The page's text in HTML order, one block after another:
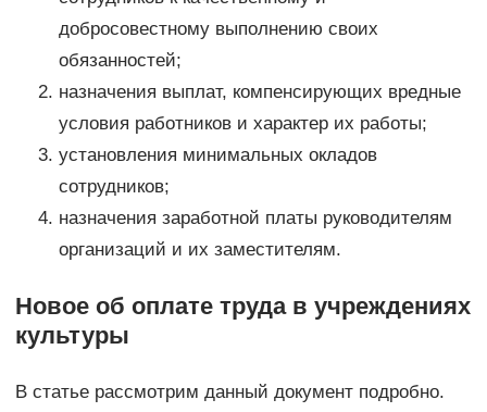
добросовестному выполнению своих
обязанностей;
назначения выплат, компенсирующих вредные
условия работников и характер их работы;
установления минимальных окладов
сотрудников;
назначения заработной платы руководителям
организаций и их заместителям.
Новое об оплате труда в учреждениях
культуры
В статье рассмотрим данный документ подробно.